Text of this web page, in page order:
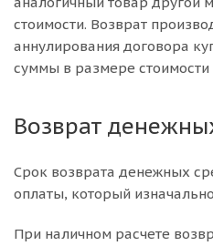
стоимости. Возврат
аннулирования договора
суммы в размере стоимости
Возврат
Срок возврата денежных
оплаты, который
При наличном расчете